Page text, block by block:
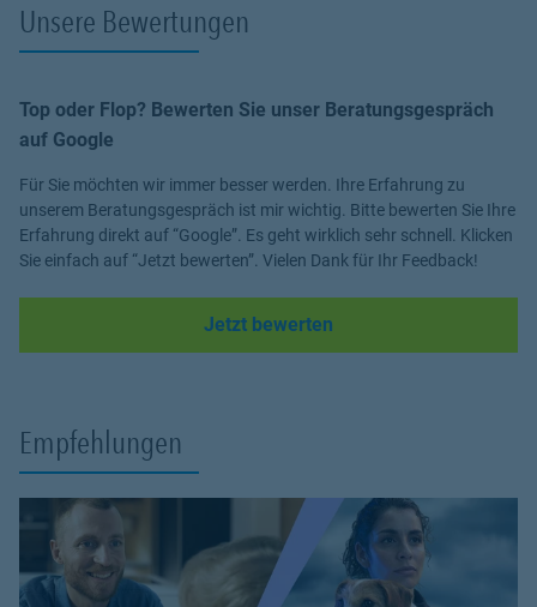
Unsere Bewertungen
Top oder Flop? Bewerten Sie unser Beratungsgespräch
auf Google
Für Sie möchten wir immer besser werden. Ihre Erfahrung zu
unserem Beratungsgespräch ist mir wichtig. Bitte bewerten Sie Ihre
Erfahrung direkt auf “Google”. Es geht wirklich sehr schnell. Klicken
Sie einfach auf “Jetzt bewerten”. Vielen Dank für Ihr Feedback!
Jetzt bewerten
Empfehlungen